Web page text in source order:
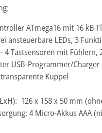
ATmega16 mit 16 kB
ansteuerbare LEDs, 3
4 Tastsensoren mit
USB-Programmer/
Kuppel
126 x 158 x 50 mm
4 Micro-Akkus AAA